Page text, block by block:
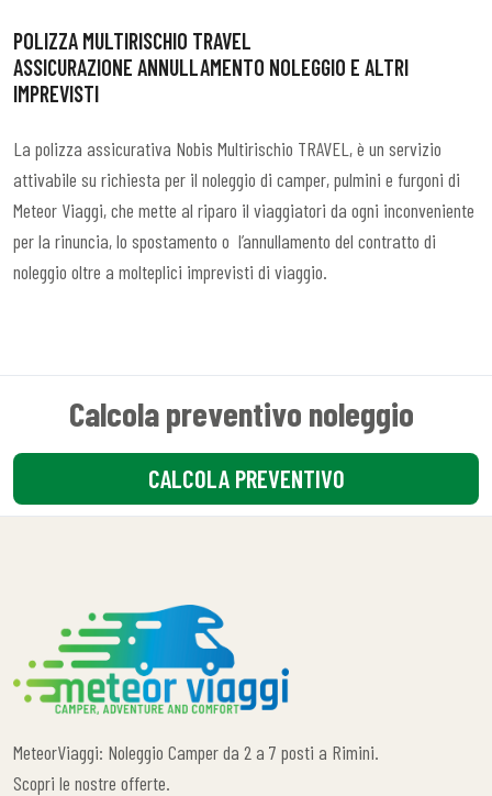
POLIZZA MULTIRISCHIO TRAVEL
ASSICURAZIONE ANNULLAMENTO NOLEGGIO E ALTRI
IMPREVISTI
La polizza assicurativa Nobis Multirischio TRAVEL, è un servizio
attivabile su richiesta per il noleggio di camper, pulmini e furgoni di
Meteor Viaggi, che mette al riparo il viaggiatori da ogni inconveniente
per la rinuncia, lo spostamento o l’annullamento del contratto di
noleggio oltre a molteplici imprevisti di viaggio.
Calcola preventivo noleggio
CALCOLA PREVENTIVO
MeteorViaggi: Noleggio Camper da 2 a 7 posti a Rimini.
Scopri le nostre offerte.